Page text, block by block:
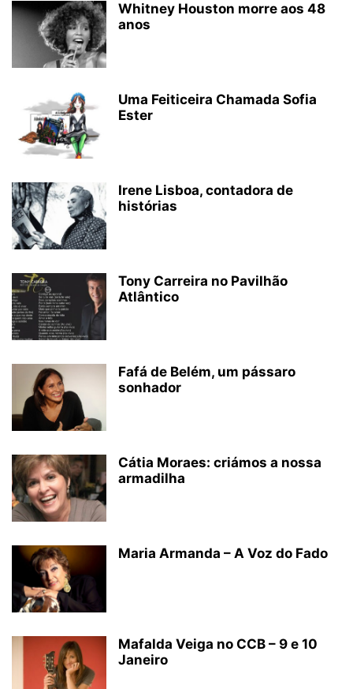
Whitney Houston morre aos 48
anos
Uma Feiticeira Chamada Sofia
Ester
Irene Lisboa, contadora de
histórias
Tony Carreira no Pavilhão
Atlântico
Fafá de Belém, um pássaro
sonhador
Cátia Moraes: criámos a nossa
armadilha
Maria Armanda – A Voz do Fado
Mafalda Veiga no CCB – 9 e 10
Janeiro